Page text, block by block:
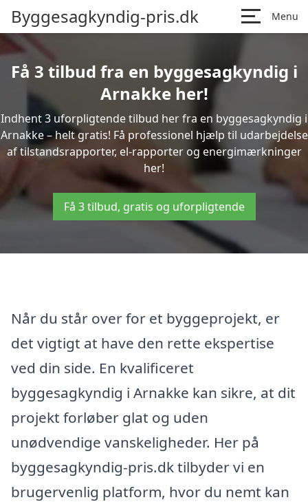
Byggesagkyndig-pris.dk Menu
Få 3 tilbud fra en byggesagkyndig i
Arnakke her!
Indhent 3 uforpligtende tilbud her fra en byggesagkyndig i
Arnakke – helt gratis! Få professionel hjælp til udarbejdelse
af tilstandsrapporter, el-rapporter og energimærkninger
her!
Få 3 tilbud, gratis og uforpligtende
Når du står over for et byggeprojekt, er
det vigtigt at have den rette ekspertise
ved din side. En kvalificeret
byggesagkyndig i Arnakke kan sikre, at dit
projekt forløber glat og uden
unødvendige vanskeligheder. Her på
byggesagkyndig-pris.dk tilbyder vi en
brugervenlig platform, hvor du nemt kan